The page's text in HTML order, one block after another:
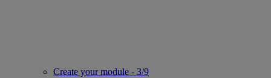
Create your module - 3/9